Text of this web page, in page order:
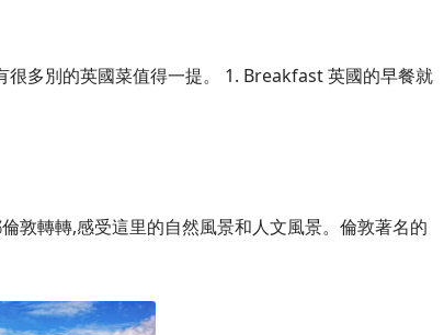
多別的英國菜值得一提。 1. Breakfast 英國的早餐就
敦轉轉,感受這里的自然風景和人文風景。倫敦著名的